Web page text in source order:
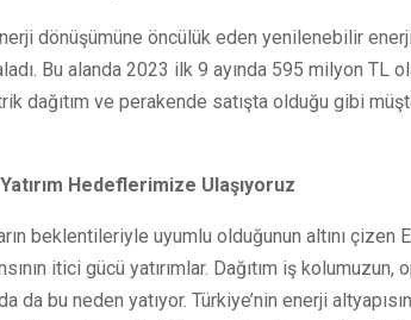
dönüşümüne öncülük eden yenilenebilir
Bu alanda 2023 ilk 9 ayında 595 milyon TL
dağıtım ve perakende satışta olduğu gibi
Hedeflerimize Ulaşıyoruz
beklentileriyle uyumlu olduğunun altını çizen
itici gücü yatırımlar. Dağıtım iş
da bu neden yatıyor. Türkiye’nin enerji